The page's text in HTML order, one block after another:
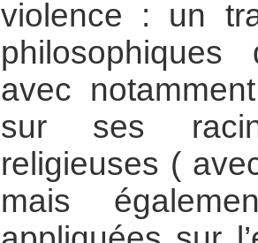
violence : un
avec
sur ses
religieuses (
mais